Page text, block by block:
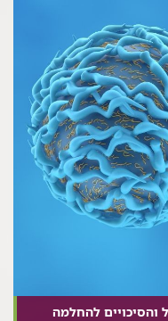
והסיכויים להחלמה